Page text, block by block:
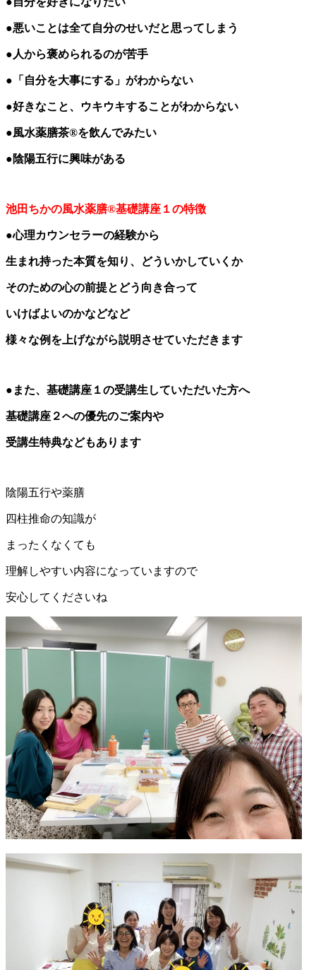
●悪いことは全て自分のせいだと思ってしまう
●人から褒められるのが苦手
●「自分を大事にする」がわからない
●好きなこと、ウキウキすることがわからない
●風水薬膳茶®を飲んでみたい
●陰陽五行に興味がある
池田ちかの風水薬膳®基礎講座１の特徴
●心理カウンセラーの経験から
生まれ持った本質を知り、どういかしていくか
そのための心の前提とどう向き合って
いけばよいのかなどなど
様々な例を上げながら説明させていただきます
●また、基礎講座１の受講生していただいた方へ
基礎講座２への優先のご案内や
受講生特典などもあります
陰陽五行や薬膳
四柱推命の知識が
まったくなくても
理解しやすい内容になっていますので
安心してくださいね